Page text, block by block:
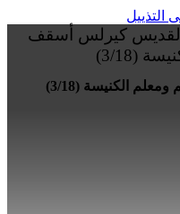
التذييل
القديس كيرلس أسقف
(3/18)
الكنيسة (3/18)